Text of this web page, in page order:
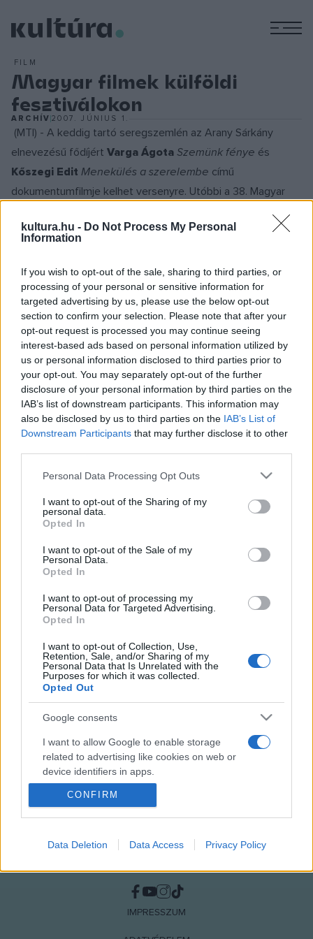
kultura.hu - Do Not Process My Personal
Information
If you wish to opt-out of the sale, sharing to third parties, or
processing of your personal or sensitive information for
targeted advertising by us, please use the below opt-out
section to confirm your selection. Please note that after your
opt-out request is processed you may continue seeing
interest-based ads based on personal information utilized by
us or personal information disclosed to third parties prior to
your opt-out. You may separately opt-out of the further
disclosure of your personal information by third parties on the
IAB’s list of downstream participants. This information may
also be disclosed by us to third parties on the IAB’s List of
Downstream Participants that may further disclose it to other
Please note that this website/app uses one or more Google
not limited to your visit or usage behaviour. You may click to
grant or deny consent to Google and its third-party tags to
use your data for below specified purposes in below Google
consent section.
Personal Data Processing Opt Outs
I want to opt-out of the Sharing of my
personal data.
Opted In
I want to opt-out of the Sale of my
Personal Data.
Opted In
I want to opt-out of processing my
Personal Data for Targeted Advertising.
Opted In
I want to opt-out of Collection, Use,
Retention, Sale, and/or Sharing of my
Personal Data that Is Unrelated with the
Purposes for which it was collected.
Opted Out
Google consents
I want to allow Google to enable storage
related to advertising like cookies on web or
device identifiers in apps.
I want to allow my user data to be sent to
Google for online advertising purposes.
I want to allow Google to send me
I want to allow Google to enable storage
related to analytics like cookies on web or
device identifiers in apps.
CONFIRM
Data Deletion Data Access Privacy Policy
FILM
Magyar filmek külföldi
fesztiválokon
ARCHÍV2007. JÚNIUS 1.
(MTI) - A keddig tartó seregszemlén az Arany Sárkány
elnevezésű fődíjért Varga Ágota Szemünk fénye és
Kőszegi Edit Menekülés a szerelembe című
dokumentumfilmje kelhet versenyre. Utóbbi a 38. Magyar
Filmszemlén rendezői díjat nyert a zsűri indoklása szerint "az
élet, halál, szerelem motívumának ábrázolásáért egy
Az 1961-ben alapított lengyelországi rendezvény Közép-
Európában a rövidfilmek egyik elsőszámú fóruma lett.
Magyar alkotók közül a krakkói filmfesztiválon legutóbb,
2003-banGyarmathy Lívia nyert díjatTáncrendcímű
munkájával.
Bollók Csaba Iszka utazásacímű szemlefődíjas alkotása
az Arany Delfinért versenyez a Portugáliában pénteken
kezdődő Festroia elnevezésű filmversenyen. Az alkotást a
Setubál városában 23. alkalommal rendezendő esemény 14
filmrendező kapott meghívást. Ebből az alkalomból a
magyar rendezőSzerelemcímű filmjét műsorra tűzi a
lisszaboni Cinemateka.
Before Dawn
című filmjét az Európai Filmakadémia mutatja
be válogatásában Portugáliában.
Korábban:
Kenyeres Bálint nyerte a kisjátékfilmes fődíjat Szarajevóban
MEGOSZTÁS
NÉPI
IMPRESSZUM